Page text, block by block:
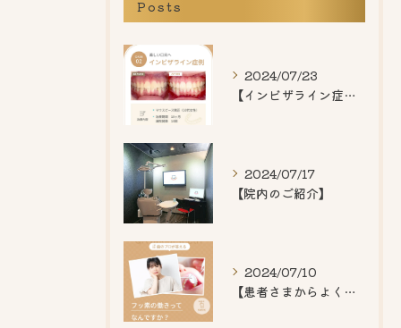
Posts
2024/07/23
【インビザライン症例紹介】
2024/07/17
【院内のご紹介】
2024/07/10
【患者さまからよくいただくご質問】